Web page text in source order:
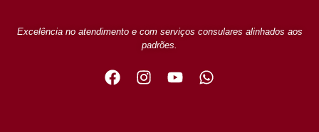
Excelência no atendimento e com serviços consulares alinhados aos
padrões.